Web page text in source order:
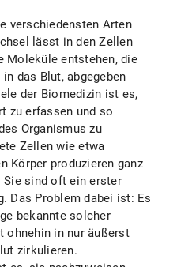
verschiedensten Arten
lässt in den Zellen
Moleküle entstehen, die
das Blut, abgegeben
der Biomedizin ist es,
zu erfassen und so
Organismus zu
Zellen wie etwa
Körper produzieren ganz
sind oft ein erster
Das Problem dabei ist: Es
bekannte solcher
ohnehin in nur äußerst
zirkulieren.